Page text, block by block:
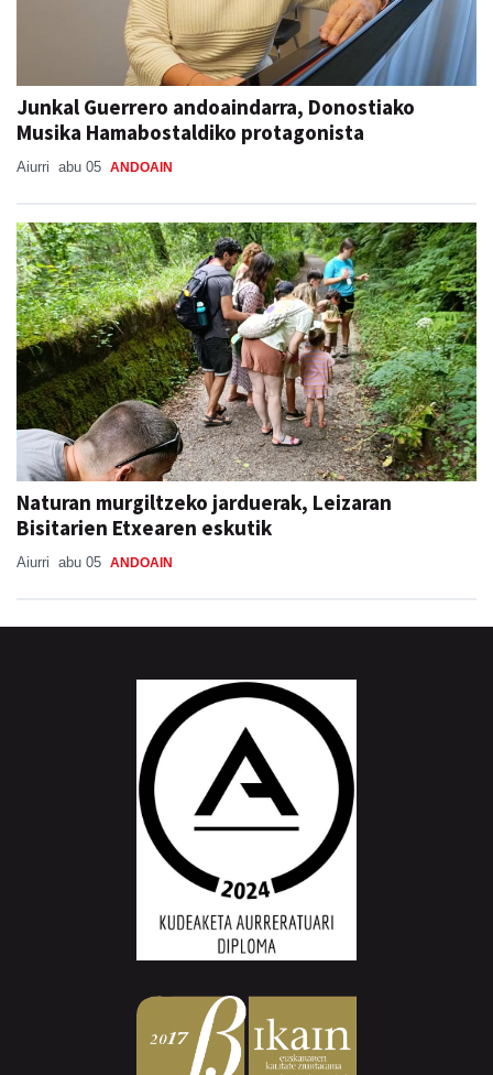
Junkal Guerrero andoaindarra, Donostiako
Musika Hamabostaldiko protagonista
Aiurri abu 05 ANDOAIN
Naturan murgiltzeko jarduerak, Leizaran
Bisitarien Etxearen eskutik
Aiurri abu 05 ANDOAIN